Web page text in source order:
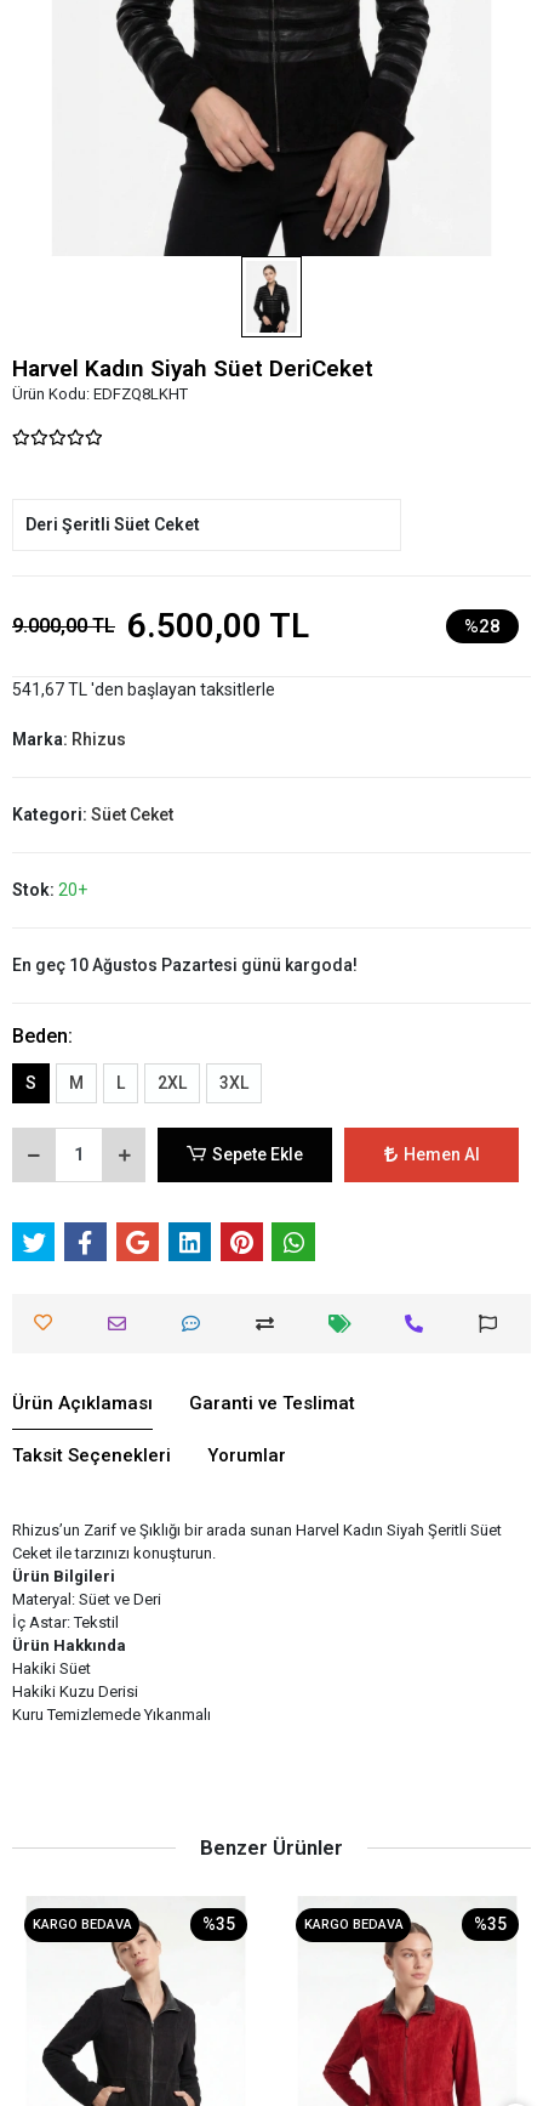
Harvel Kadın Siyah Süet DeriCeket
Ürün Kodu: EDFZQ8LKHT
Deri Şeritli Süet Ceket
9.000,00 TL 6.500,00 TL %28
541,67 TL 'den başlayan taksitlerle
Marka: Rhizus
Kategori: Süet Ceket
Stok: 20+
En geç 10 Ağustos Pazartesi günü kargoda!
Beden:
S M L 2XL 3XL
Sepete Ekle Hemen Al
Ürün Açıklaması Garanti ve Teslimat
Taksit Seçenekleri Yorumlar
Rhizus’un Zarif ve Şıklığı bir arada sunan Harvel Kadın Siyah Şeritli Süet
Ceket ile tarzınızı konuşturun.
Ürün Bilgileri
Materyal: Süet ve Deri
İç Astar: Tekstil
Ürün Hakkında
Hakiki Süet
Hakiki Kuzu Derisi
Kuru Temizlemede Yıkanmalı
Benzer Ürünler
KARGO BEDAVA %35 KARGO BEDAVA %35